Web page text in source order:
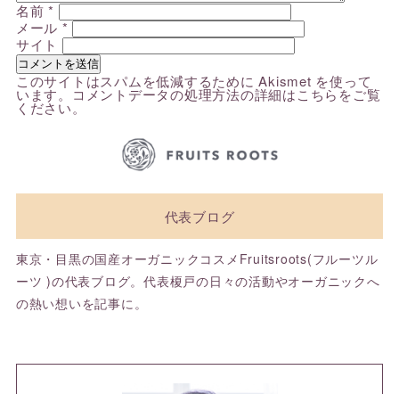
名前*
メール *
サイト
このサイトはスパムを低減するために Akismet を使って
います。 コメントデータの処理方法の詳細はこちらをご覧
ください。
代表ブログ
東京・目黒の国産オーガニックコスメFruitsroots(フルーツル
ーツ )の代表ブログ。代表榎戸の日々の活動やオーガニックへ
の熱い想いを記事に。